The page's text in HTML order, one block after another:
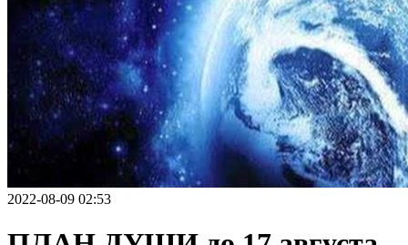
2022-08-09 02:53